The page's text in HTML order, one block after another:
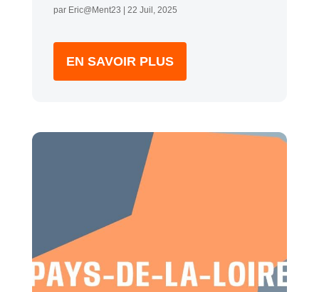
par Eric@Ment23 22 Juil, 2025
EN SAVOIR PLUS